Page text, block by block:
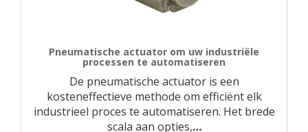
Pneumatische actuator om uw industriële
processen te automatiseren
De pneumatische actuator is een
kosteneffectieve methode om efficiënt elk
industrieel proces te automatiseren. Het brede
scala aan opties,…